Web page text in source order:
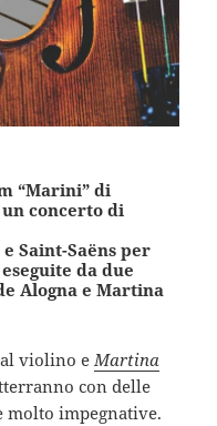
“Marini” di
concerto di
Saint-Saëns per
da due
Alogna e Martina
al violino e Martina
con delle
molto impegnative.